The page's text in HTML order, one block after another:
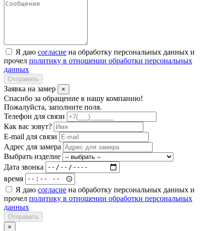
Я даю согласие на обработку персональных данных и
прочел политику в отношении обработки персональных
данных
Отправить
Заявка на замер ×
Спасибо за обращение в нашу компанию!
Пожалуйста, заполните поля.
Телефон для связи
Как вас зовут?
E-mail для связи
Адрес для замера
Выбрать изделие
Дата звонка
время
Я даю согласие на обработку персональных данных и
прочел политику в отношении обработки персональных
данных
Отправить
×